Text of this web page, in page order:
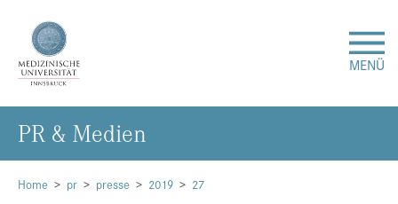
MENÜ
Forschung
Studium & Lehre
Home pr presse 2019 27
PR & Me­di­en